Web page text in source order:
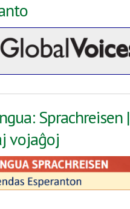
Sprachreisen |
vojaĝoj